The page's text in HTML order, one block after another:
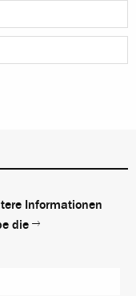
Informationen
die